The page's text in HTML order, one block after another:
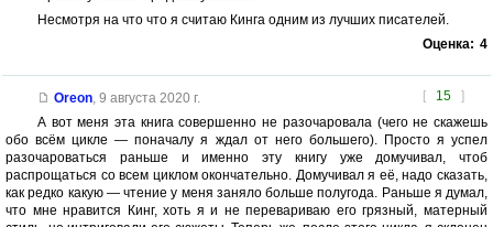
Несмотря на что что я считаю Кинга одним из лучших писателей.
Оценка: 4
[ 15 ]
Oreon, 9 августа 2020 г.
А вот меня эта книга совершенно не разочаровала (чего не скажешь
обо всём цикле — поначалу я ждал от него большего). Просто я успел
разочароваться раньше и именно эту книгу уже домучивал, чтоб
распрощаться со всем циклом окончательно. Домучивал я её, надо сказать,
как редко какую — чтение у меня заняло больше полугода. Раньше я думал,
что мне нравится Кинг, хоть я и не перевариваю его грязный, матерный